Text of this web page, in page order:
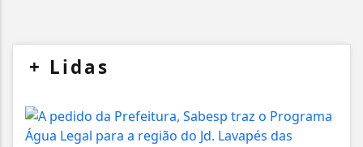
+ Lidas